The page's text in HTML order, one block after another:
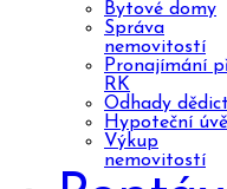
Bytové domy
Správa
nemovitostí
Pronajímání
RK
Odhady
Hypoteční
Výkup
nemovitostí